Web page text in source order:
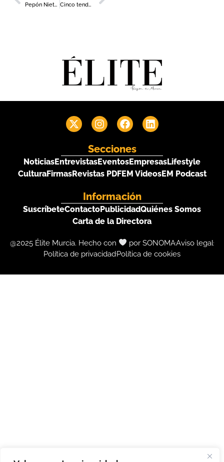
Pepón Nieto, Toni Acosta y Fele Martínez llegan a Murcia con la comedia ‘Anfitrión’ Cinco tendencias de decoración en 2022
Secciones
NoticiasEntrevistasEventosEmpresasLifestyle
CulturaFirmasRevistas PDFEM VideosEM Podcast
Información
SuscríbeteContactoPublicidadQuiénes Somos
Carta de la Directora
@2025 Élite Murcia. Hecho con por SONOMAAviso legal
Política de privacidadPolítica de cookies